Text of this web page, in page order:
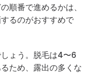
順番で進めるかは、
るのがおすすめで
ょう。脱毛は4〜6
ため、露出の多くな